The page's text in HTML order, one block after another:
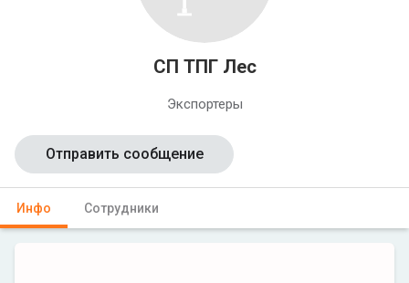
СП ТПГ Лес
Экспортеры
Инфо Сотрудники
Отправить сообщение